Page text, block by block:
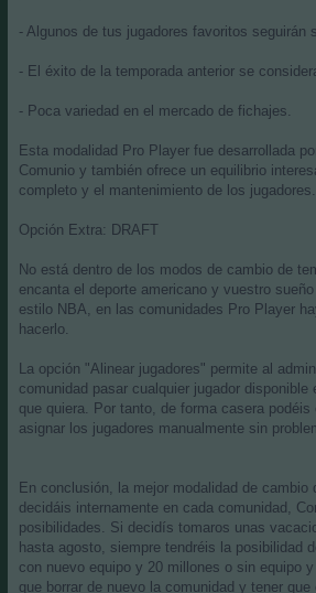
- Algunos de tus jugadores favoritos seguirán
- El éxito de la temporada anterior se
- Poca variedad en el mercado de fichajes.
Esta modalidad Pro Player fue desarrollada
Comunio y también ofrece un equilibrio
completo y el mantenimiento de los jugadores.
Opción Extra: DRAFT
No está dentro de los modos de cambio de
encanta el deporte americano y vuestro
estilo NBA, en las comunidades Pro Player
hacerlo.
La opción "Alinear jugadores" permite al
comunidad pasar cualquier jugador disponible
que quiera. Por tanto, de forma casera podéis
asignar los jugadores manualmente sin
En conclusión, la mejor modalidad de cambio
decidáis internamente en cada comunidad,
posibilidades. Si decidís tomaros unas
hasta agosto, siempre tendréis la posibilidad
con nuevo equipo y 20 millones o sin equipo
que borrar de nuevo la comunidad y tener